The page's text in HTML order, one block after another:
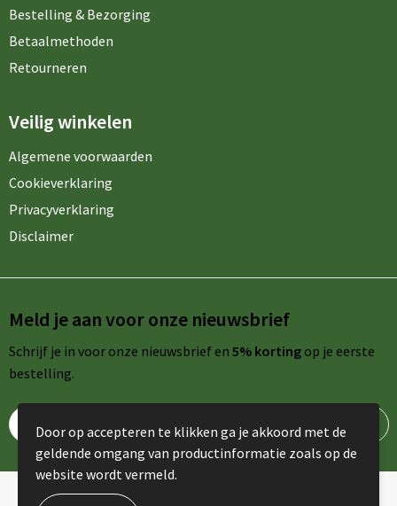
Bestelling & Bezorging
Betaalmethoden
Retourneren
Veilig winkelen
Algemene voorwaarden
Cookieverklaring
Privacyverklaring
Disclaimer
Meld je aan voor onze nieuwsbrief
Schrijf je in voor onze nieuwsbrief en 5% kortingop je eerste
bestelling.
Door op accepteren te klikken ga je akkoord met de
geldende omgang van productinformatie zoals op de
website wordt vermeld.